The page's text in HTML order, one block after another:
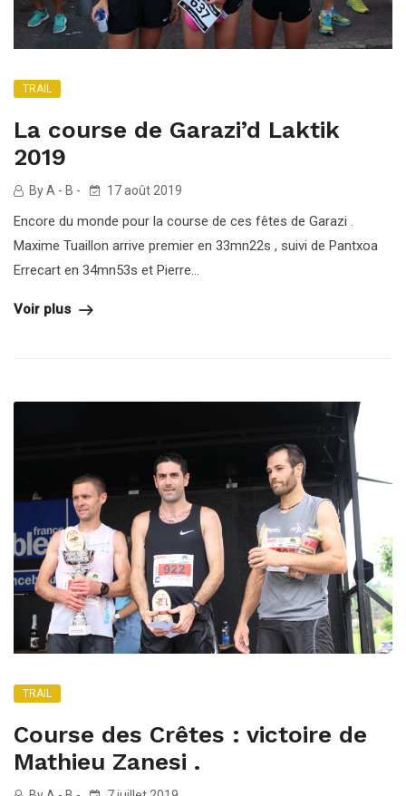
TRAIL
La course de Garazi’d Laktik
2019
By A - B - 17 août 2019
Encore du monde pour la course de ces fêtes de Garazi .
Maxime Tuaillon arrive premier en 33mn22s , suivi de Pantxoa
Errecart en 34mn53s et Pierre...
Voir plus
TRAIL
Course des Crêtes : victoire de
Mathieu Zanesi .